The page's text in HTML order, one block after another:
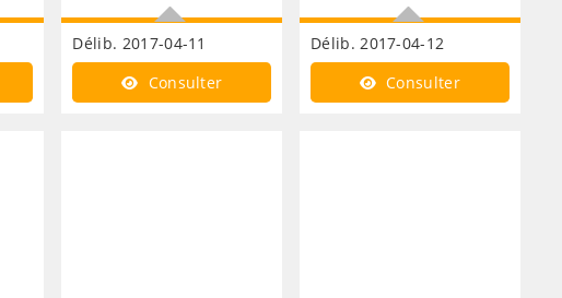
Délib. 2017-04-11
Finances période
d'intégration fiscale des
Consulter
Délib. 2017-04-12
Finances fixation des taxes
directes locales
Consulter